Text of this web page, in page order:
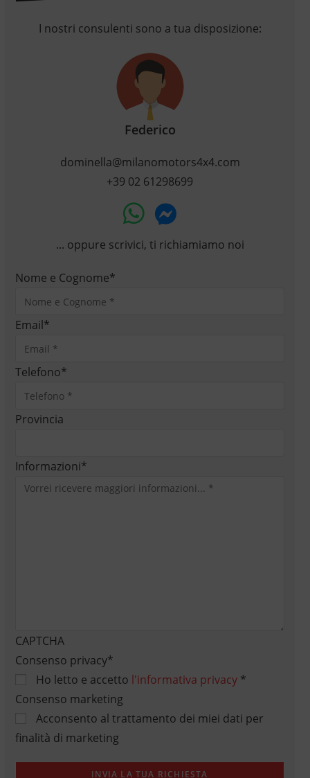
I nostri consulenti sono a tua disposizione:
Federico
dominella@milanomotors4x4.com
+39 02 61298699
... oppure scrivici, ti richiamiamo noi
Nome e Cognome*
Email*
Telefono*
Provincia
Informazioni*
CAPTCHA
Consenso privacy*
Ho letto e accetto l'informativa privacy*
Consenso marketing
Acconsento al trattamento dei miei dati per
finalità di marketing